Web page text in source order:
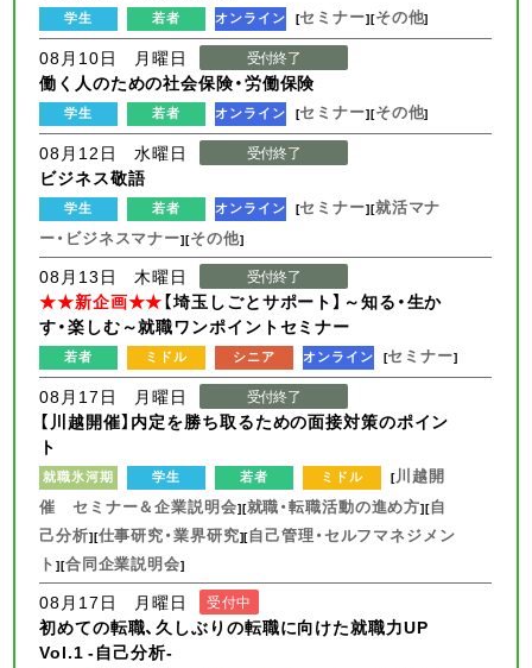
学生 若者 オンライン [セミナー][その他]
08月10日 月曜日 受付終了
働く人のための社会保険・労働保険
学生 若者 オンライン [セミナー][その他]
08月12日 水曜日 受付終了
ビジネス敬語
学生 若者 オンライン [セミナー][就活マナ
ー・ビジネスマナー][その他]
08月13日 木曜日 受付終了
★★新企画★★【埼玉しごとサポート】～知る・生か
す・楽しむ～就職ワンポイントセミナー
若者 ミドル シニア オンライン [セミナー]
08月17日 月曜日 受付終了
【川越開催】内定を勝ち取るための面接対策のポイン
ト
就職氷河期 学生 若者 ミドル [川越開
催 セミナー＆企業説明会][就職・転職活動の進め方][自
己分析][仕事研究・業界研究][自己管理・セルフマネジメン
ト][合同企業説明会]
08月17日 月曜日 受付中
初めての転職、久しぶりの転職に向けた就職力UP
Vol.1 -自己分析-